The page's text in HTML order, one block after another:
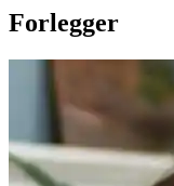
Forlegger